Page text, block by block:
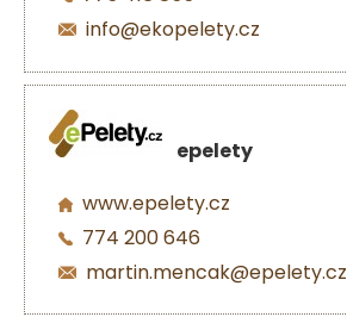
info@ekopelety.cz
epelety
www.epelety.cz
774 200 646
martin.mencak@epelety.cz